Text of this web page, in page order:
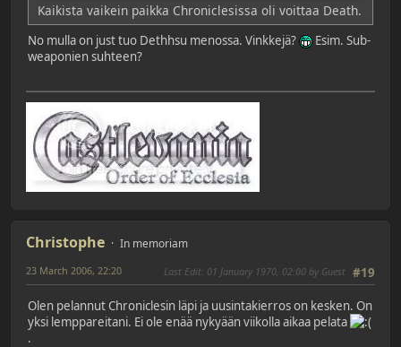
Kaikista vaikein paikka Chroniclesissa oli voittaa Death.
No mulla on just tuo Dethhsu menossa. Vinkkejä?
Esim. Sub-
weaponien suhteen?
Christophe In memoriam
#19
23 March 2006, 22:20 Last Edit: 01 January 1970, 02:00 by Guest
Olen pelannut Chroniclesin läpi ja uusintakierros on kesken. On
yksi lemppareitani. Ei ole enää nykyään viikolla aikaa pelata
.